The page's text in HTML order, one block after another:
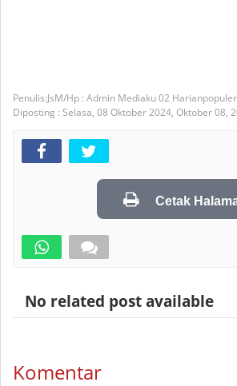
JsM/Hp : Admin Mediaku 02
Diposting : Selasa, 08 Oktober 2024, Oktober 08,
Cetak
No related post available
Komentar